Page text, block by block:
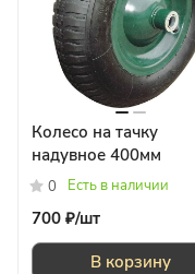
Колесо на тачку
надувное 400мм
0 Есть в наличии
700 ₽/шт
В корзину